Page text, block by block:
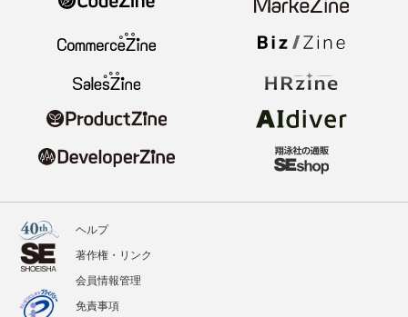
ヘルプ
著作権・リンク
会員情報管理
免責事項